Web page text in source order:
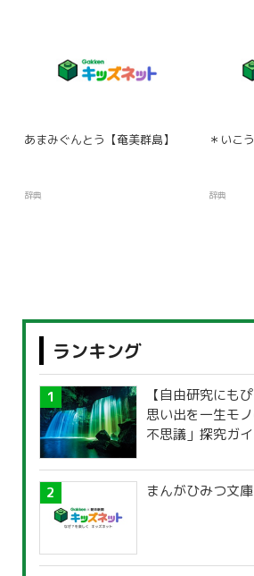
あまみぐんとう【奄美群島】
辞典
＊いこ
辞典
ランキング
【自由研究にも
思い出を一生モ
不思議」探究ガ
まんがひみつ文庫